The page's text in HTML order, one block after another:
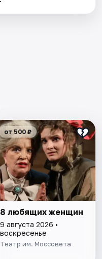
от 500 ₽
8 любящих женщин
9 августа 2026 •
воскресенье
Театр им. Моссовета